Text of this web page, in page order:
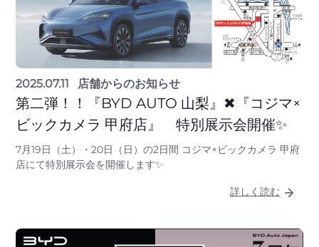
2025.07.11 店舗からのお知らせ
第二弾！！『BYD AUTO 山梨』✖『コジマ×
ビックカメラ 甲府店』 特別展示会開催✨
7月19日（土）・20日（日）の2日間 コジマ×ビックカメラ 甲府
店にて特別展示会を開催します✨
詳しく読む